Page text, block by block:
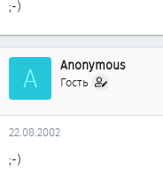
;-)
A Anonymous
Гость
22.08.2002
;-)